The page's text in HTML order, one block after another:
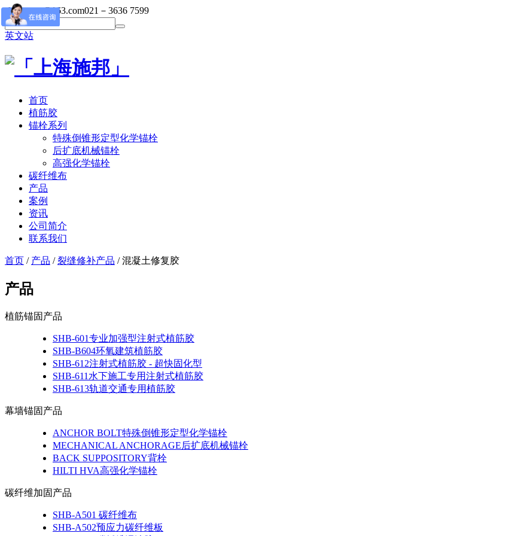
shibangsy@163.com021－3636 7599
英文站
首页
植筋胶
锚栓系列
特殊倒锥形定型化学锚栓
后扩底机械锚栓
高强化学锚栓
碳纤维布
产品
案例
资讯
公司简介
联系我们
首页 / 产品 / 裂缝修补产品 / 混凝土修复胶
产品
植筋锚固产品
SHB-601专业加强型注射式植筋胶
SHB-B604环氧建筑植筋胶
SHB-612注射式植筋胶 - 超快固化型
SHB-611水下施工专用注射式植筋胶
SHB-613轨道交通专用植筋胶
幕墙锚固产品
ANCHOR BOLT特殊倒锥形定型化学锚栓
MECHANICAL ANCHORAGE后扩底机械锚栓
BACK SUPPOSITORY背栓
HILTI HVA高强化学锚栓
碳纤维加固产品
SHB-A501 碳纤维布
SHB-A502预应力碳纤维板